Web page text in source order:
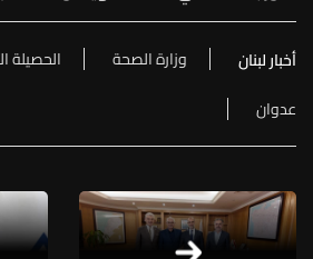
أخبار لبنان وزارة الصحة
الحصيلة
عدوان